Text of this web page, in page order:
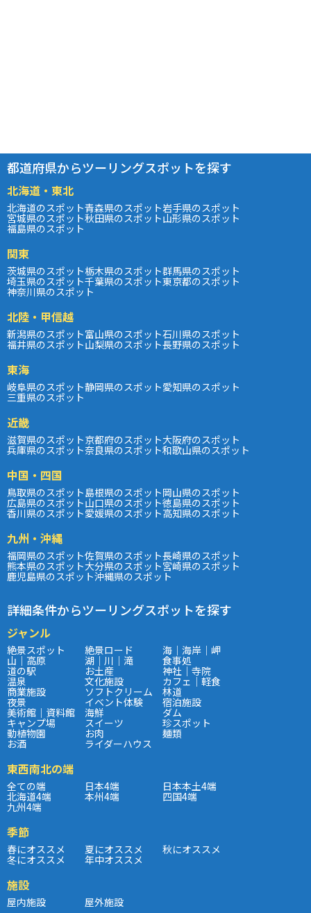
都道府県からツーリングスポットを探す
北海道・東北
北海道のスポット青森県のスポット岩手県のスポット
宮城県のスポット秋田県のスポット山形県のスポット
福島県のスポット
関東
茨城県のスポット栃木県のスポット群馬県のスポット
埼玉県のスポット千葉県のスポット東京都のスポット
神奈川県のスポット
北陸・甲信越
新潟県のスポット富山県のスポット石川県のスポット
福井県のスポット山梨県のスポット長野県のスポット
東海
岐阜県のスポット静岡県のスポット愛知県のスポット
三重県のスポット
近畿
滋賀県のスポット京都府のスポット大阪府のスポット
兵庫県のスポット奈良県のスポット和歌山県のスポット
中国・四国
鳥取県のスポット島根県のスポット岡山県のスポット
広島県のスポット山口県のスポット徳島県のスポット
香川県のスポット愛媛県のスポット高知県のスポット
九州・沖縄
福岡県のスポット佐賀県のスポット長崎県のスポット
熊本県のスポット大分県のスポット宮崎県のスポット
鹿児島県のスポット沖縄県のスポット
詳細条件からツーリングスポットを探す
ジャンル
絶景スポット 絶景ロード 海｜海岸｜岬
山｜高原 湖｜川｜滝 食事処
道の駅 お土産 神社｜寺院
温泉 文化施設 カフェ｜軽食
商業施設 ソフトクリーム 林道
夜景 イベント体験 宿泊施設
美術館｜資料館 海鮮 ダム
キャンプ場 スイーツ 珍スポット
動植物園 お肉 麺類
お酒 ライダーハウス
東西南北の端
全ての端 日本4端 日本本土4端
北海道4端 本州4端 四国4端
九州4端
季節
春にオススメ 夏にオススメ 秋にオススメ
冬にオススメ 年中オススメ
施設
屋内施設 屋外施設